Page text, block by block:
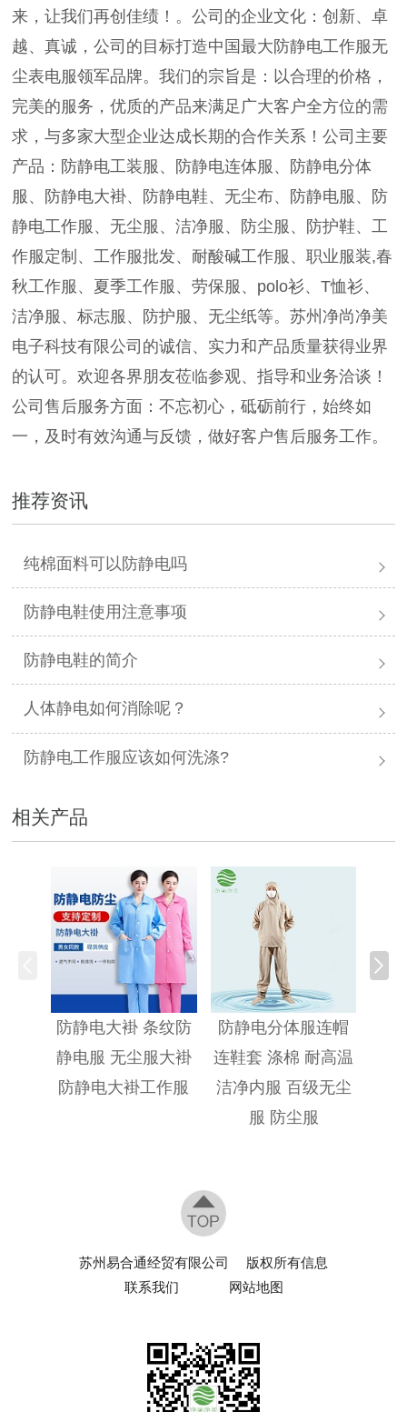
来，让我们再创佳绩！。公司的企业文化：创新、卓
越、真诚，公司的目标打造中国最大防静电工作服无
尘表电服领军品牌。我们的宗旨是：以合理的价格，
完美的服务，优质的产品来满足广大客户全方位的需
求，与多家大型企业达成长期的合作关系！公司主要
产品：防静电工装服、防静电连体服、防静电分体
服、防静电大褂、防静电鞋、无尘布、防静电服、防
静电工作服、无尘服、洁净服、防尘服、防护鞋、工
作服定制、工作服批发、耐酸碱工作服、职业服装,春
秋工作服、夏季工作服、劳保服、polo衫、T恤衫、
洁净服、标志服、防护服、无尘纸等。苏州净尚净美
电子科技有限公司的诚信、实力和产品质量获得业界
的认可。欢迎各界朋友莅临参观、指导和业务洽谈！
公司售后服务方面：不忘初心，砥砺前行，始终如
一，及时有效沟通与反馈，做好客户售后服务工作。
推荐资讯
纯棉面料可以防静电吗
防静电鞋使用注意事项
防静电鞋的简介
人体静电如何消除呢？
防静电工作服应该如何洗涤?
相关产品
防静电大褂 条纹防
静电服 无尘服大褂
防静电大褂工作服
防静电分体服连帽
连鞋套 涤棉 耐高温
洁净内服 百级无尘
服 防尘服
防
苏州易合通经贸有限公司
版权所有信息
联系我们
网站地图